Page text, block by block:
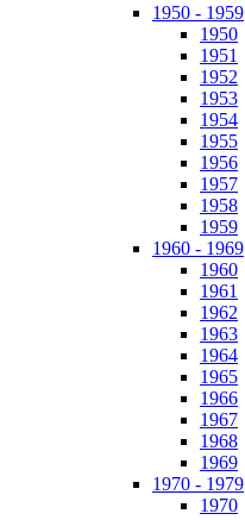
1950 - 1959
1950
1951
1952
1953
1954
1955
1956
1957
1958
1959
1960 - 1969
1960
1961
1962
1963
1964
1965
1966
1967
1968
1969
1970 - 1979
1970